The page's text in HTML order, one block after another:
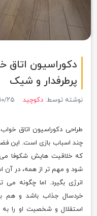
پرطرفدار و شیک
نوشته توسط: دکوچید
طراحی دکوراسیون اتاق
چند اسباب بازی است. این
که خلاقیت هایش شکوفا
شود و مهم تر از همه، در آن
انرژی بگیرد. اما چگونه
خردسال جذاب باشد و هم
استقلال و شخصیت او را به